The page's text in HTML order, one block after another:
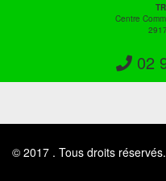
Centre
02
© 2017 . Tous droits réservés.